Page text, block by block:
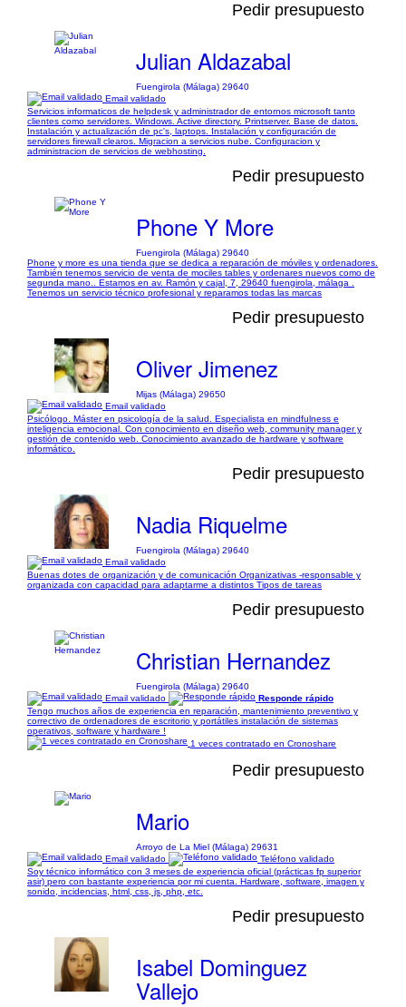
Pedir presupuesto
Julian Aldazabal
Fuengirola (Málaga) 29640
Email validado
Servicios informaticos de helpdesk y administrador de entornos microsoft tanto
clientes como servidores. Windows. Active directory. Printserver. Base de datos.
Instalación y actualización de pc's, laptops. Instalación y configuración de
servidores firewall clearos. Migracion a servicios nube. Configuracion y
administracion de servicios de webhosting.
Pedir presupuesto
Phone Y More
Fuengirola (Málaga) 29640
Phone y more es una tienda que se dedica a reparación de móviles y ordenadores.
También tenemos servicio de venta de mociles tables y ordenares nuevos como de
segunda mano.. Estamos en av. Ramón y cajal, 7, 29640 fuengirola, málaga .
Tenemos un servicio técnico profesional y reparamos todas las marcas
Pedir presupuesto
Oliver Jimenez
Mijas (Málaga) 29650
Email validado
Psicólogo. Máster en psicología de la salud. Especialista en mindfulness e
inteligencia emocional. Con conocimiento en diseño web, community manager y
gestión de contenido web. Conocimiento avanzado de hardware y software
informático.
Pedir presupuesto
Nadia Riquelme
Fuengirola (Málaga) 29640
Email validado
Buenas dotes de organización y de comunicación Organizativas -responsable y
organizada con capacidad para adaptarme a distintos Tipos de tareas
Pedir presupuesto
Christian Hernandez
Fuengirola (Málaga) 29640
Email validado
Responde rápido
Tengo muchos años de experiencia en reparación, mantenimiento preventivo y
correctivo de ordenadores de escritorio y portátiles instalación de sistemas
operativos, software y hardware !
1 veces contratado en Cronoshare
Pedir presupuesto
Mario
Arroyo de La Miel (Málaga) 29631
Email validado
Teléfono validado
Soy técnico informático con 3 meses de experiencia oficial (prácticas fp superior
asir) pero con bastante experiencia por mi cuenta. Hardware, software, imagen y
sonido, incidencias, html, css, js, php, etc.
Pedir presupuesto
Isabel Dominguez
Vallejo